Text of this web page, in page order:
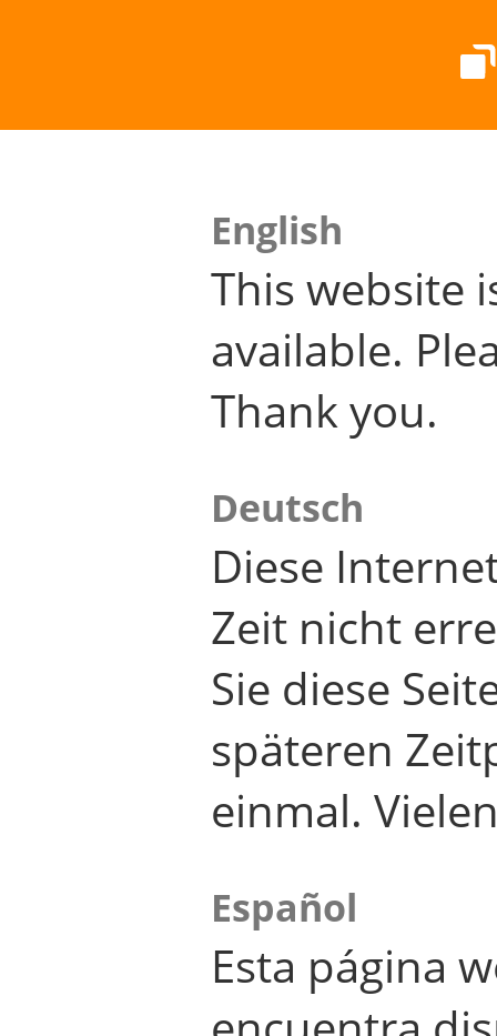
English
This website
available.
Thank you.
Deutsch
Diese
Zeit nicht
Sie diese
späteren
einmal.
Español
Esta página